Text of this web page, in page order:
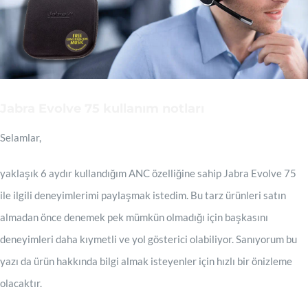
Selamlar,
yaklaşık 6 aydır kullandığım ANC özelliğine sahip Jabra Evolve 75
ile ilgili deneyimlerimi paylaşmak istedim. Bu tarz ürünleri satın
almadan önce denemek pek mümkün olmadığı için başkasını
deneyimleri daha kıymetli ve yol gösterici olabiliyor. Sanıyorum bu
yazı da ürün hakkında bilgi almak isteyenler için hızlı bir önizleme
olacaktır.